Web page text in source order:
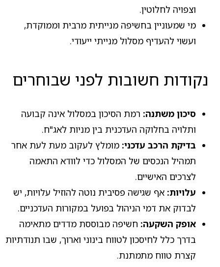
וצפויה לחלוטין.
מי שמעוניין בחשיפה מנייתית מרבית וממוקדת,
ועשוי להעדיף מסלול מנייתי ייעודי.
נקודות חשובות לפני שבוחרים
סיכון משתנה: רמת הסיכון במסלול אינה קבועה
ותלויה בחלוקה העדכנית בין מניות לאג"ח.
בדיקת הרכב עדכני: מומלץ לעקוב מעת לעת אחר
תמהיל הנכסים של המסלול כדי לוודא התאמה
לצרכים האישיים.
עלויות: אף שגישה פסיבית נוטה להוזיל עלויות, יש
לבדוק את דמי הניהול בפועל במקורות העדכניים.
אופק השקעה: חשיפה מבוססת מדדים מתאימה
בדרך כלל לחיסכון לטווח בינוני וארוך, שבו תנודתיות
קצרת טווח מתמתנת.